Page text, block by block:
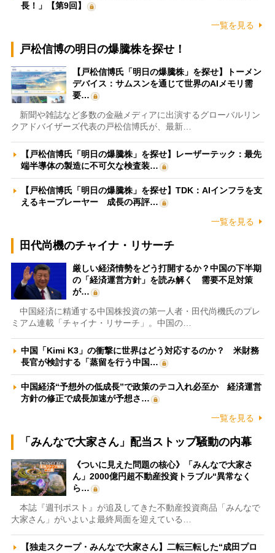
長！」【第9回】
一覧を見る
戸松信博の明日の爆騰株を探せ！
【戸松信博氏「明日の爆騰株」を探せ】トーメン
デバイス：サムスンを通じて世界のAIメモリ需
要…
新聞や雑誌など多数の金融メディアに出演するグローバルリン
クアドバイザーズ代表の戸松信博氏が、最新…
【戸松信博氏「明日の爆騰株」を探せ】レーザーテック：最先
端半導体の製造に不可欠な検査装…
【戸松信博氏「明日の爆騰株」を探せ】TDK：AIインフラを支
えるキープレーヤー 成長の再評…
一覧を見る
田代尚機のチャイナ・リサーチ
厳しい経済情勢をどう打開するか？中国の下半期
の「経済運営方針」を読み解く 需要不足対策
が…
中国経済に精通する中国株投資の第一人者・田代尚機氏のプレ
ミアム連載「チャイナ・リサーチ」。中国の…
中国「Kimi K3」の衝撃に世界はどう対応するのか？ 米財務
長官が検討する「蒸留を行う中国…
中国経済“予想外の低成長”で政策のテコ入れ必至か 経済運営
方針の修正で成長加速が予想さ…
一覧を見る
「みんなで大家さん」配当ストップ騒動の内幕
《ついに見えた問題の核心》「みんなで大家さ
ん」2000億円超不動産投資トラブル“異常なく
ら…
本誌『週刊ポスト』が追及してきた不動産投資商品「みんなで
大家さん」がいよいよ最終局面を迎えている…
【独走スクープ・みんなで大家さん】二転三転した“成田プロ